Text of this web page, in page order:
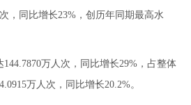
，同比增长23%，创历年同期最高水
万人次，同比增长29%，占整体
万人次，同比增长20.2%。